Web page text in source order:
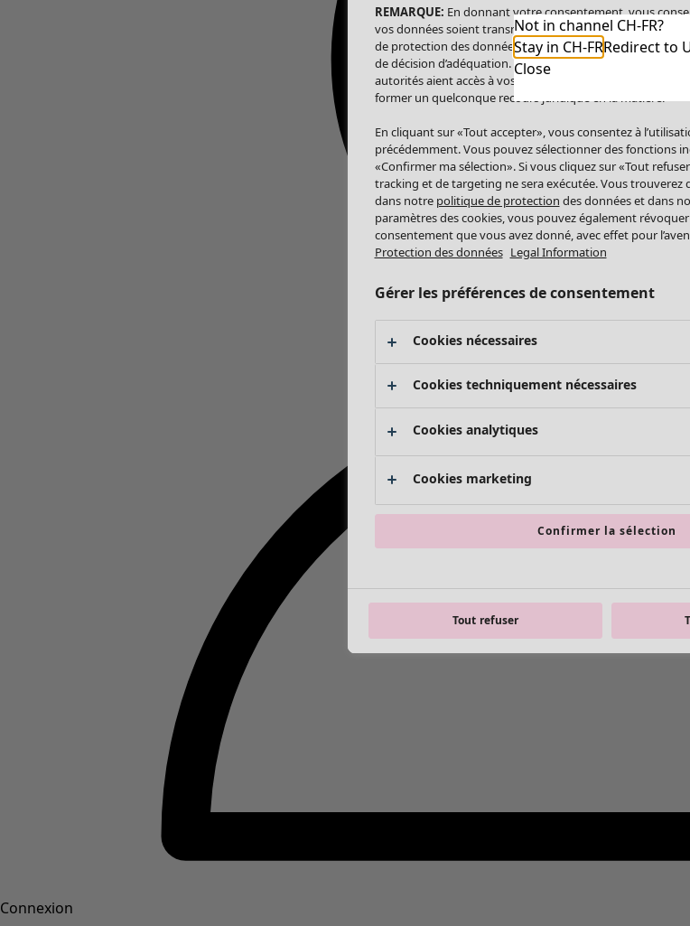
Connexion
Not in channel CH-FR?
Stay in CH-FRRedirect to
Close
REMARQUE: En donnant votre consentement, vous
vos données soient transmises aux États-Unis. Les États-
de protection des données comparable à celui de l’UE.
de décision d’adéquation. Par conséquent, vous vous
autorités aient accès à vos données à caractère personnel
former un quelconque recours juridique en la matière.
En cliquant sur «Tout accepter», vous consentez à
précédemment. Vous pouvez sélectionner des fonctions
«Confirmer ma sélection». Si vous cliquez sur «Tout
tracking et de targeting ne sera exécutée. Vous trouverez
dans notre politique de protection des données et dans
paramètres des cookies, vous pouvez également
consentement que vous avez donné, avec effet pour
Protection des données Legal Information
Gérer les préférences de consentement
Cookies nécessaires
Cookies techniquement nécessaires
Cookies analytiques
Cookies marketing
Confirmer la sélection
Tout refuser